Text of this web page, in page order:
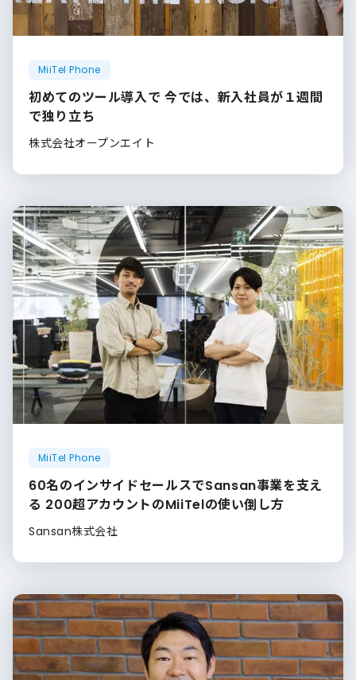
MiiTel Phone
初めてのツール導入で 今では、新入社員が１週間
で独り立ち
株式会社オープンエイト
MiiTel Phone
60名のインサイドセールスでSansan事業を支え
る 200超アカウントのMiiTelの使い倒し方
Sansan株式会社